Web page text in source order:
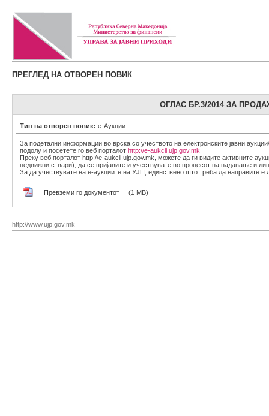
ПРЕГЛЕД НА ОТВОРЕН ПОВИК
ОГЛАС БР.3/2014 ЗА
Тип на отворен повик: е-Аукции
За подетални информации во врска со учеството на електронските јавни
подолу и посетете го веб порталот http://e-aukcii.ujp.gov.mk
Преку веб порталот http://e-aukcii.ujp.gov.mk, можете да ги видите активните
недвижни ствари), да се пријавите и учествувате во процесот на надавање и
За да учествувате на е-аукциите на УЈП, единствено што треба да направите
Превземи го документот (1 MB)
http://www.ujp.gov.mk